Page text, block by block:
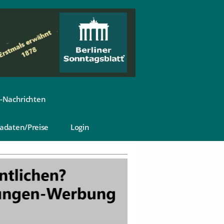
Preise Login